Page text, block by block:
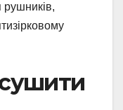
рушників,